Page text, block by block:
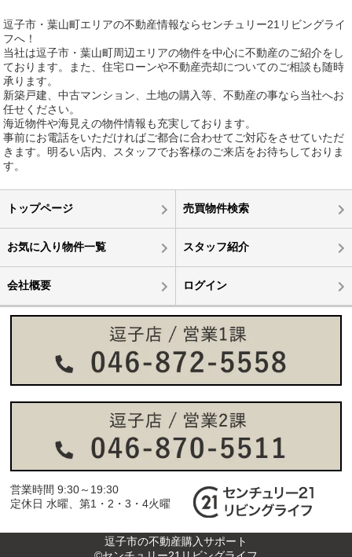
逗子市・葉山町エリアの不動産情報ならセンチュリー21リビングライ
フへ！
当社は逗子市・葉山町周辺エリアの物件を中心に不動産のご紹介をし
ております。また、住宅ローンや不動産売却についてのご相談も随時
承ります。
新築戸建、中古マンション、土地の購入等、不動産の事なら当社へお
任せください。
海近物件や海見えの物件情報も充実しております。
事前にお電話をいただければご都合に合わせてご対応をさせていただ
きます。明るい店内、スタッフでお客様のご来店をお待ちしておりま
す。
トップページ 売買物件検索
お気に入り物件一覧 スタッフ紹介
会社概要 ログイン
営業時間 9:30～19:30
定休日 水曜、第1・2・3・4火曜
逗子市の不動産購入サポート